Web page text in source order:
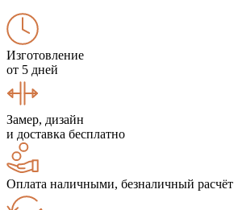
Изготовление
от 5 дней
Замер, дизайн
и доставка бесплатно
Оплата наличными, безналичный расчёт